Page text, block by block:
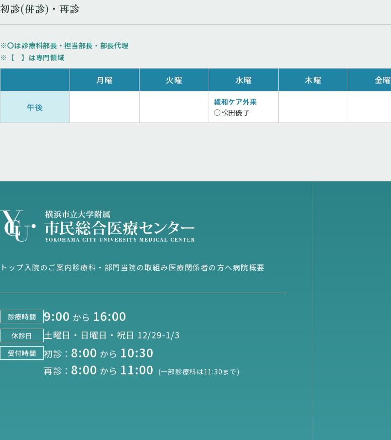
初診(併診)・再診
※〇は診療科部長・担当部長・部長代理
※【 】は専門領域
月曜 火曜 水曜 木曜 金曜
午後
緩和ケア外来
○松田優子
トップ入院のご案内診療科・部門 当院の取組み医療関係者の方へ病院概要
診療時間 9:00 から 16:00
休診日 土曜日・日曜日・祝日 12/29-1/3
受付時間 初診： 8:00 から 10:30
再診： 8:00 から 11:00 (一部診療科は11:30まで)